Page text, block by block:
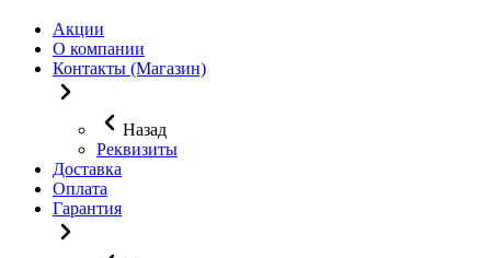
Акции
О компании
Контакты (Магазин)
Назад
Реквизиты
Доставка
Оплата
Гарантия